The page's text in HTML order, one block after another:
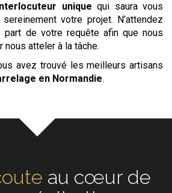
unique qui saura vous
votre projet. N’attendez
de votre requête afin que nous
atteler à la tâche.
avez trouvé les meilleurs artisans
en Normandie.
au cœur de